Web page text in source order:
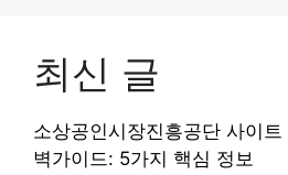
최신 글
소상공인시장진흥공단 사이
벽가이드: 5가지 핵심 정보